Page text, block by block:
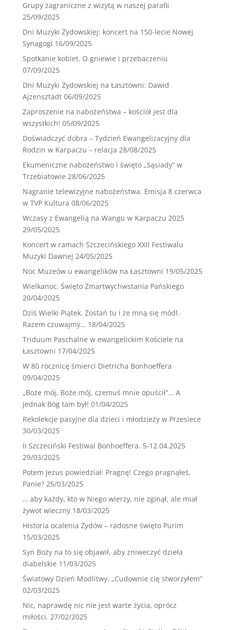
Grupy zagraniczne z wizytą w naszej parafii
25/09/2025
Dni Muzyki Żydowskiej: koncert na 150-lecie Nowej
Synagogi 16/09/2025
Spotkanie kobiet. O gniewie i przebaczeniu
07/09/2025
Dni Muzyki Żydowskiej na Łasztowni: Dawid
Ajzensztadt 06/09/2025
Zaproszenie na nabożeństwa – kościół jest dla
wszystkich! 05/09/2025
Doświadczyć dobra – Tydzień Ewangelizacyjny dla
Rodzin w Karpaczu – relacja 28/08/2025
Ekumeniczne nabożeństwo i święto „Sąsiady” w
Trzebiatowie 28/06/2025
Nagranie telewizyjne nabożeństwa. Emisja 8 czerwca
w TVP Kultura 08/06/2025
Wczasy z Ewangelią na Wangu w Karpaczu 2025
29/05/2025
Koncert w ramach Szczecińskiego XXII Festiwalu
Muzyki Dawnej 24/05/2025
Noc Muzeów u ewangelików na Łasztowni 19/05/2025
Wielkanoc. Święto Zmartwychwstania Pańskiego
20/04/2025
Dziś Wielki Piątek. Zostań tu i ze mną się módl.
Razem czuwajmy… 18/04/2025
Triduum Paschalne w ewangelickim Kościele na
Łasztowni 17/04/2025
W 80 rocznicę śmierci Dietricha Bonhoeffera
09/04/2025
„Boże mój, Boże mój, czemuś mnie opuścił”… A
jednak Bóg tam był! 01/04/2025
Rekolekcje pasyjne dla dzieci i młodzieży w Przesiece
30/03/2025
II Szczeciński Festiwal Bonhoeffera. 5-12.04.2025
29/03/2025
Potem Jezus powiedział: Pragnę! Czego pragnąłeś,
Panie? 25/03/2025
… aby każdy, kto w Niego wierzy, nie zginął, ale miał
żywot wieczny 18/03/2025
Historia ocalenia Żydów – radosne święto Purim
15/03/2025
Syn Boży na to się objawił, aby zniweczyć dzieła
diabelskie 11/03/2025
Światowy Dzień Modlitwy. „Cudownie cię stworzyłem”
02/03/2025
Nic, naprawdę nic nie jest warte życia, oprócz
miłości. 27/02/2025